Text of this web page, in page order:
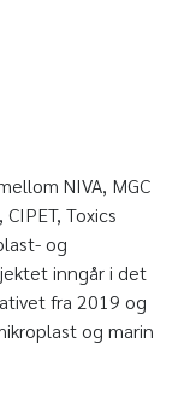
NIVA, MGC
Toxics
og
inngår i det
fra 2019 og
og marin